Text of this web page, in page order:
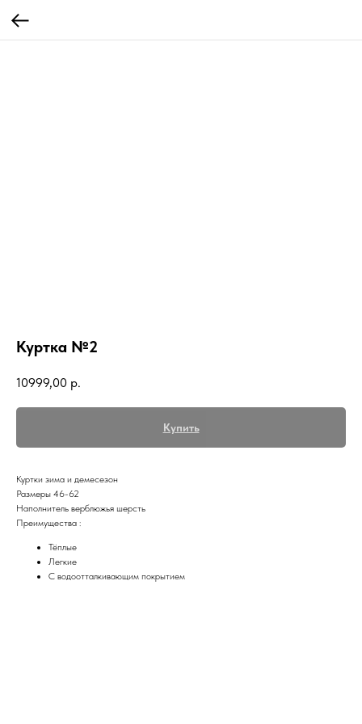
Куртка №2
10999,00 р.
Купить
Куртки зима и демесезон
Размеры 46-62
Наполнитель верблюжья шерсть
Преимущества :
Тёплые
Легкие
С водоотталкивающим покрытием